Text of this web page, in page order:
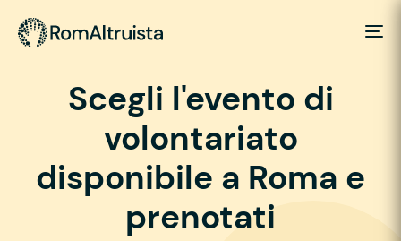
Scegli l'evento di
volontariato
disponibile a Roma e
prenotati